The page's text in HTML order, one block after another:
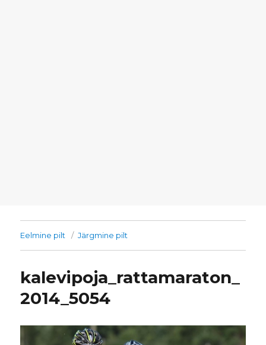
Eelmine pilt Järgmine pilt
kalevipoja_rattamaraton_
2014_5054